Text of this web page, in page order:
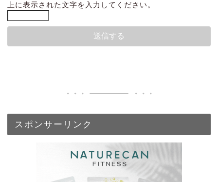
上に表示された文字を入力してください。
スポンサーリンク